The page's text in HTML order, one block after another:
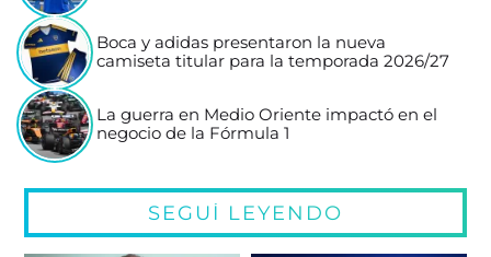
Boca y adidas presentaron la nueva
camiseta titular para la temporada 2026/27
La guerra en Medio Oriente impactó en el
negocio de la Fórmula 1
SEGUÍ LEYENDO